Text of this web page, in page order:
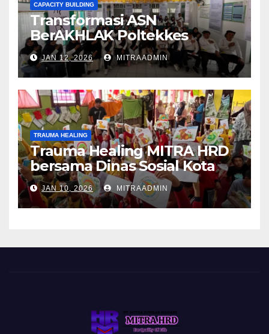
CAPACITY BUILDING
Transformasi ASN
BerAKHLAK Poltekkes
Kemenkes Padang
JAN 12, 2026 MITRAADMIN
TRAUMA HEALING
Trauma Healing MITRA HRD
bersama Dinas Sosial Kota
Padang
JAN 10, 2026 MITRAADMIN